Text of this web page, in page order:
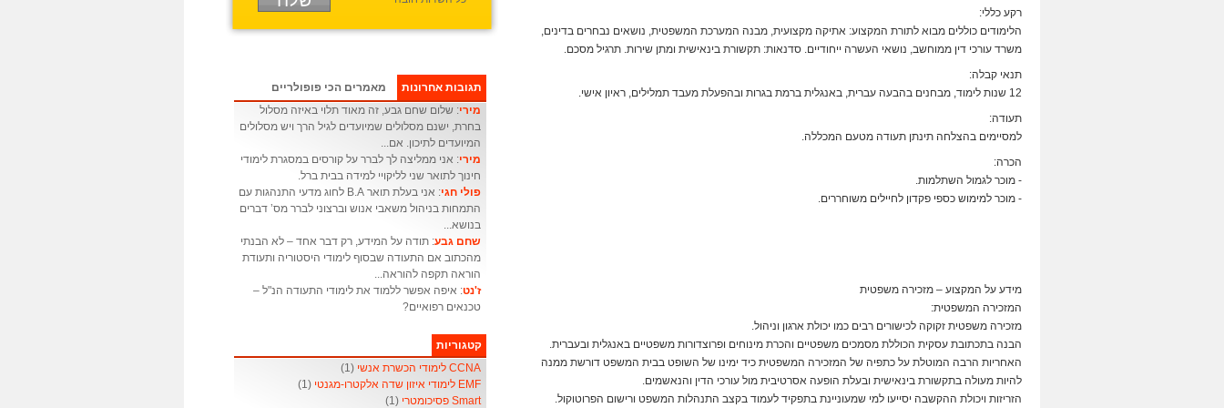
רקע כללי:
הלימודים כוללים מבוא לתורת המקצוע: אתיקה מקצועית, מבנה המערכת המשפטית, נושאים נבחרים בדינים,
משרד עורכי דין ממוחשב, נושאי העשרה ייחודיים. סדנאות: תקשורת בינאישית ומתן שירות. תרגיל מסכם.
תנאי קבלה:
12 שנות לימוד, מבחנים בהבעה עברית, באנגלית ברמת בגרות ובהפעלת מעבד תמלילים, ראיון אישי.
תעודה:
למסיימים בהצלחה תינתן תעודה מטעם המכללה.
הכרה:
- מוכר לגמול השתלמות.
- מוכר למימוש כספי פקדון לחיילים משוחררים.
מידע על המקצוע – מזכירה משפטית
המזכירה המשפטית:
מזכירה משפטית זקוקה לכישורים רבים כמו יכולת ארגון וניהול.
הבנה בתכתובת עסקית הכוללת מסמכים משפטיים והכרת מינוחים ופרוצדורות משפטיים באנגלית ובעברית.
האחריות הרבה המוטלת על כתפיה של המזכירה המשפטית כיד ימינו של השופט בבית המשפט דורשת ממנה
להיות מעולה בתקשורת בינאישית ובעלת הופעה אסרטיבית מול עורכי הדין והנאשמים.
הזריזות ויכולת ההקשבה יסייעו למי שמעוניינת בתפקיד לעמוד בקצב התנהלות המשפט ורישום הפרוטוקול.
תגובות אחרונות
מאמרים הכי פופולריים
מירי: שלום שחם גבע, זה מאוד תלוי באיזה מסלול
בחרת, ישנם מסלולים שמיועדים לגיל הרך ויש מסלולים
המיועדים לתיכון. אם...
מירי: אני ממליצה לך לברר על קורסים במסגרת לימודי
חינוך לתואר שני לליקויי למידה בבית ברל.
פולי חגי
: אני בעלת תואר B.A לחוג מדעי התנהגות עם
התמחות בניהול משאבי אנוש וברצוני לברר מס’ דברים
בנושא...
שחם גבע: תודה על המידע, רק דבר אחד – לא הבנתי
מהכתוב אם התעודה שבסוף לימודי היסטוריה ותעודת
הוראה תקפה להוראה...
ז'נט: איפה אפשר ללמוד את לימודי התעודה הנ"ל –
טכנאים רפואיים?
קטגוריות
CCNA לימודי הכשרת אנשי
(1)
EMF לימודי איזון שדה אלקטרו-מגנטי
(1)
Smart פסיכומטרי
(1)